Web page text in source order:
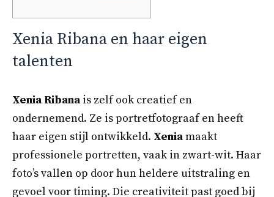
Xenia Ribana en haar eigen
talenten
Xenia Ribanais zelf ook creatief en
ondernemend. Ze is portretfotograaf en heeft
haar eigen stijl ontwikkeld. Xeniamaakt
professionele portretten, vaak in zwart-wit. Haar
foto’s vallen op door hun heldere uitstraling en
gevoel voor timing. Die creativiteit past goed bij